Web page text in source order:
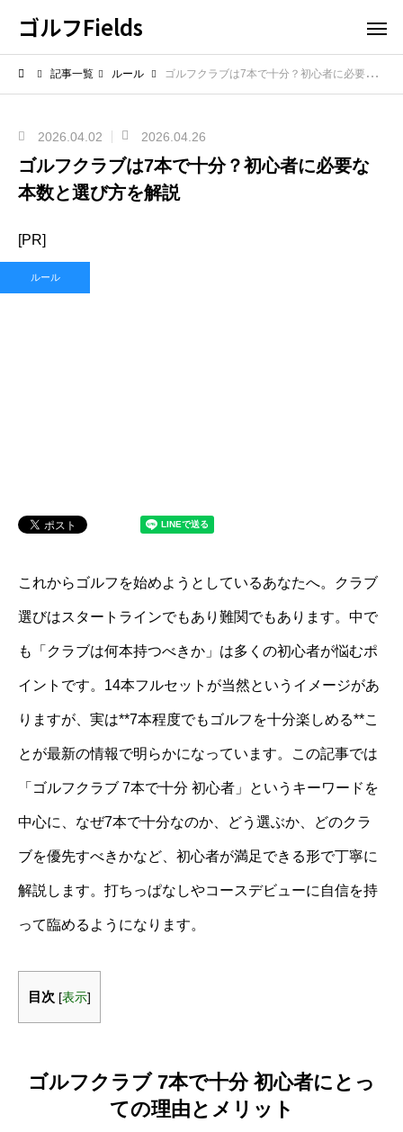
ゴルフFields
記事一覧 ルール ゴルフクラブは7本で十分？初心者に必要な本数と選び方を解説
2026.04.02 2026.04.26
ゴルフクラブは7本で十分？初心者に必要な
本数と選び方を解説
[PR]
ルール
これからゴルフを始めようとしているあなたへ。クラブ
選びはスタートラインでもあり難関でもあります。中で
も「クラブは何本持つべきか」は多くの初心者が悩むポ
イントです。14本フルセットが当然というイメージがあ
りますが、実は**7本程度でもゴルフを十分楽しめる**こ
とが最新の情報で明らかになっています。この記事では
「ゴルフクラブ 7本で十分 初心者」というキーワードを
中心に、なぜ7本で十分なのか、どう選ぶか、どのクラ
ブを優先すべきかなど、初心者が満足できる形で丁寧に
解説します。打ちっぱなしやコースデビューに自信を持
って臨めるようになります。
目次 [表示]
ゴルフクラブ 7本で十分 初心者にとっ
ての理由とメリット